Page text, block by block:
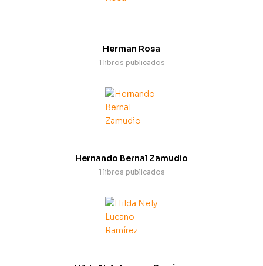
Herman Rosa
1 libros publicados
Hernando Bernal Zamudio
1 libros publicados